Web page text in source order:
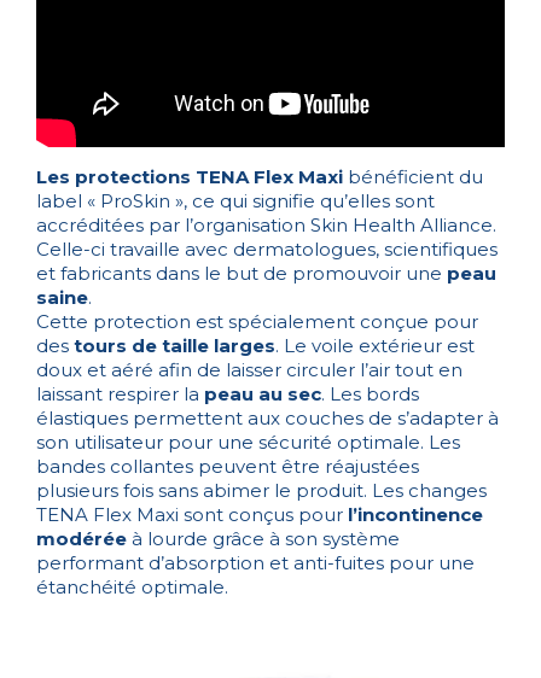
Les protections TENA Flex Maxi bénéficient du
label « ProSkin », ce qui signifie qu’elles sont
accréditées par l’organisation Skin Health Alliance.
Celle-ci travaille avec dermatologues, scientifiques
et fabricants dans le but de promouvoir une peau
saine.
Cette protection est spécialement conçue pour
des tours de taille larges. Le voile extérieur est
doux et aéré afin de laisser circuler l’air tout en
laissant respirer la peau au sec. Les bords
élastiques permettent aux couches de s’adapter à
son utilisateur pour une sécurité optimale. Les
bandes collantes peuvent être réajustées
plusieurs fois sans abimer le produit. Les changes
TENA Flex Maxi sont conçus pour l’incontinence
modérée à lourde grâce à son système
performant d’absorption et anti-fuites pour une
étanchéité optimale.